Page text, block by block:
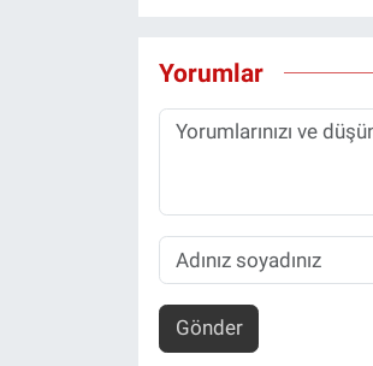
Yorumlar
Gönder